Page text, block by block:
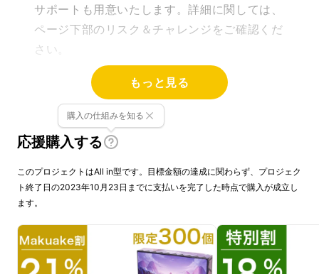
サポートも用意いたします。詳細に関しては、
ページ下部のリスク＆チャレンジをご確認くだ
さい。
※日本初：正規ルートでの販売が初となりま
す。
もっと見る
応援購入する
購入の仕組みを知る
このプロジェクトはAll in型です。目標金額の達成に関わらず、プロジェク
ト終了日の2023年10月23日までに支払いを完了した時点で購入が成立し
ます。